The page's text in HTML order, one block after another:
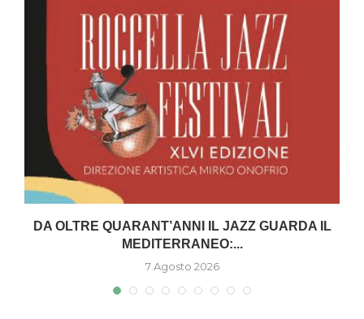
DA OLTRE QUARANT’ANNI IL JAZZ GUARDA IL
MEDITERRANEO:...
7 Agosto 2026